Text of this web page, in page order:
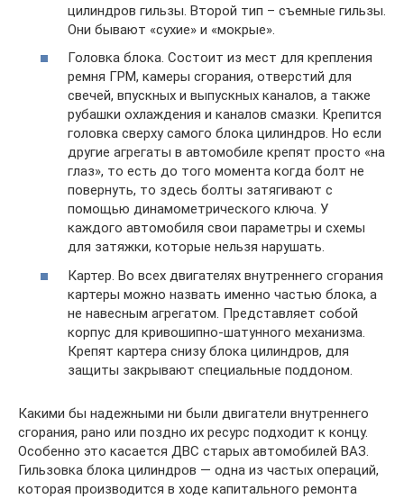
цилиндров гильзы. Второй тип – съемные гильзы.
Они бывают «сухие» и «мокрые».
Головка блока. Состоит из мест для крепления
ремня ГРМ, камеры сгорания, отверстий для
свечей, впускных и выпускных каналов, а также
рубашки охлаждения и каналов смазки. Крепится
головка сверху самого блока цилиндров. Но если
другие агрегаты в автомобиле крепят просто «на
глаз», то есть до того момента когда болт не
повернуть, то здесь болты затягивают с
помощью динамометрического ключа. У
каждого автомобиля свои параметры и схемы
для затяжки, которые нельзя нарушать.
Картер. Во всех двигателях внутреннего сгорания
картеры можно назвать именно частью блока, а
не навесным агрегатом. Представляет собой
корпус для кривошипно-шатунного механизма.
Крепят картера снизу блока цилиндров, для
защиты закрывают специальные поддоном.
Какими бы надежными ни были двигатели внутреннего
сгорания, рано или поздно их ресурс подходит к концу.
Особенно это касается ДВС старых автомобилей ВАЗ.
Гильзовка блока цилиндров — одна из частых операций,
которая производится в ходе капитального ремонта